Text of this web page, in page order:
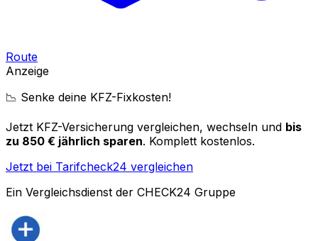
Route
Anzeige
📉 Senke deine KFZ-Fixkosten!
Jetzt KFZ-Versicherung vergleichen, wechseln und bis
zu 850 € jährlich sparen. Komplett kostenlos.
Jetzt bei Tarifcheck24 vergleichen
Ein Vergleichsdienst der CHECK24 Gruppe